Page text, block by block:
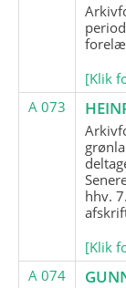
[Klik
A 073
hhv.
[Klik
A 074